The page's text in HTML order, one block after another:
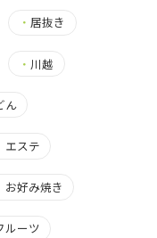
・居抜き
・ 川越
ん
ステ
好み焼き
ーツ